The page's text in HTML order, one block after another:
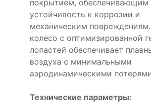
покрытием, обеспечивающим
устойчивость к коррозии и
механическим
колесо с оптимизированной
лопастей обеспечивает
воздуха с минимальными
аэродинамическими
Технические параметры: